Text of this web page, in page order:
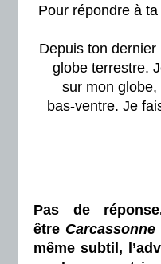
Pour répondre à
Depuis ton
globe terrestre.
sur mon globe,
bas-ventre. Je
Pas de
être
même subtil,